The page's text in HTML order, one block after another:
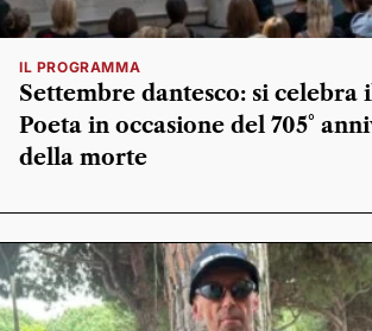
IL PROGRAMMA
Settembre dantesco: si celebra
Poeta in occasione del 705°
della morte